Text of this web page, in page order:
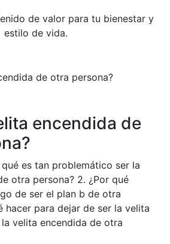
de valor para tu bienestar y
estilo de vida.
encendida de
qué es tan problemático ser la
otra persona? 2. ¿Por qué
de ser el plan b de otra
hacer para dejar de ser la velita
la velita encendida de otra